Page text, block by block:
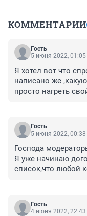
КОММЕНТАРИИ
Гость
5 июня 2022, 01:05
Я хотел вот что
написано же
просто нагреть
Гость
5 июня 2022, 00:38
Господа
Я уже начинаю
список,что любой
тоже удивляете?
кажется
,главнее,зачем?) я
Гость
4 июня 2022, 22:43